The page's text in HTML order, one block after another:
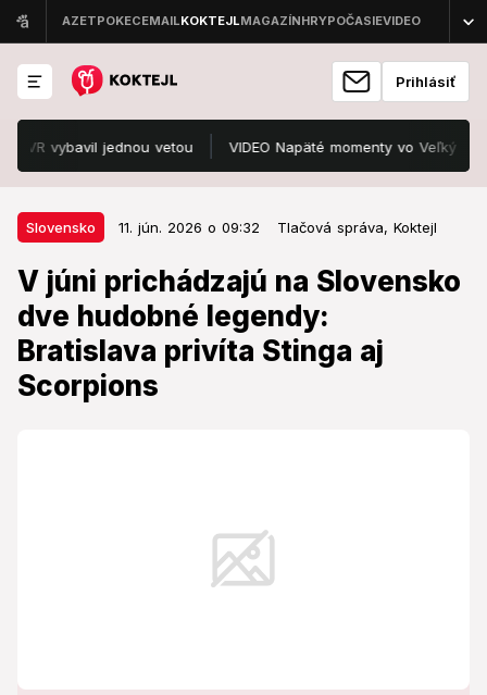
Prihlásiť
jednou vetou VIDEO Napäté momenty vo Veľkých
Slovensko 11. jún. 2026 o 09:32 Tlačová správa, Koktejl
V júni prichádzajú na Slovensko
dve hudobné legendy:
Bratislava privíta Stinga aj
Scorpions
Slovensko 11. jún. 2026 o 09:32
V júni prichádzajú na Slovensko
dve hudobné legendy: Bratislava
privíta Stinga aj Scorpions
Slovenských fanúšikov čaká mimoriadny koncertný
mesiac. Bratislava privíta v priebehu niekoľkých dní
júna, rozozvučia TIPOS Arénu nemecké rockové
ikony SCORPIONS, v rámci osláv svojho 60. výročia.